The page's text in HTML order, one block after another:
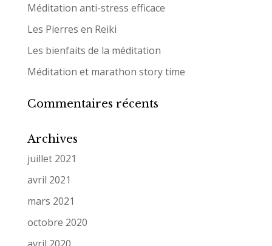
Méditation anti-stress efficace
Les Pierres en Reiki
Les bienfaits de la méditation
Méditation et marathon story time
Commentaires récents
Archives
juillet 2021
avril 2021
mars 2021
octobre 2020